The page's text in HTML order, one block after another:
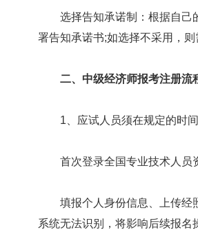
选择告知承诺制：根据自己的
署告知承诺书;如选择不采用，
二、中级经济师报考注册流
1、应试人员须在规定的时间
首次登录全国专业技术人员
填报个人身份信息、上传经照
系统无法识别，将影响后续报名